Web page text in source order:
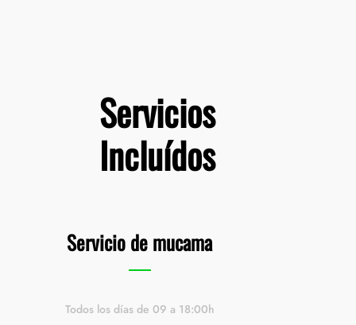
Servicios
Incluídos
Servicio de mucama
Todos los días de 09 a 18:00h